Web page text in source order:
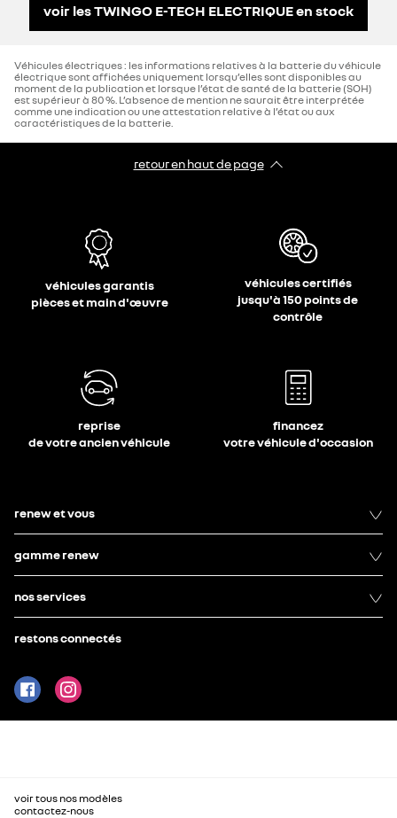
voir les TWINGO E-TECH ELECTRIQUE en stock
Véhicules électriques : les informations relatives à la batterie du véhicule
électrique sont affichées uniquement lorsqu’elles sont disponibles au
moment de la publication et lorsque l’état de santé de la batterie (SOH)
est supérieur à 80 %. L’absence de mention ne saurait être interprétée
comme une indication ou une attestation relative à l’état ou aux
caractéristiques de la batterie.
retour en haut de page​
véhicules garantis
pièces et main d'œuvre
véhicules certifiés
jusqu'à 150 points de
contrôle
reprise
de votre ancien véhicule
financez
votre véhicule d'occasion
renew et vous
gamme renew
nos services
restons connectés
voir tous nos modèles
contactez-nous